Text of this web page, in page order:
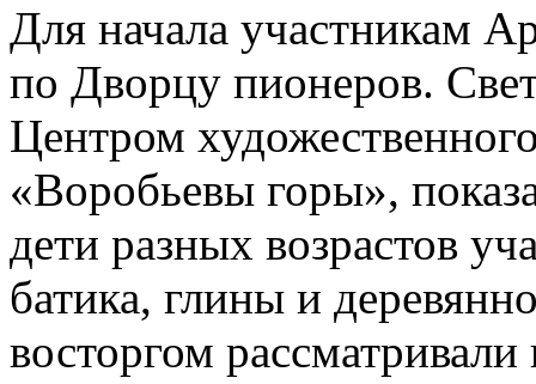
Для начала участникам
по Дворцу пионеров.
Центром
«Воробьевы горы»,
дети разных возрастов
батика, глины и
восторгом